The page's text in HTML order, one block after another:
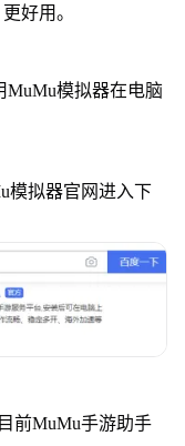
好用。
MuMu模拟器在电脑
模拟器官网进入下
前MuMu手游助手